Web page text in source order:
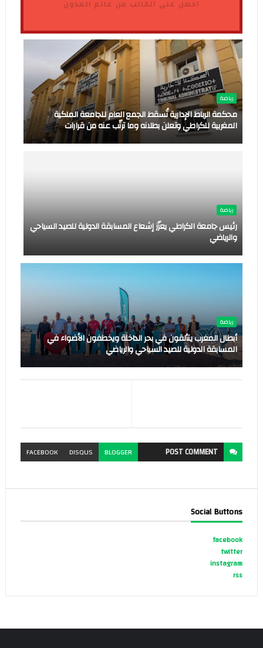
احصل على القالب من عالم المدون
رياضة
محكمة الرباط الإدارية تُسقط الجمع العام للجامعة الملكية
المغربية للكراطي وتعلن بطلانه وما ترتّب عنه من قرارات
رياضة
رئيس جامعة الكراطي يعزّز إشعاع المسابقة الدولية للصيد السياحي
والرياضي
رياضة
أبطال المغرب يتألقون في بحر الداخلة ويخطفون الأضواء في
المسابقة الدولية للصيد السياحي والرياضي
POSTCOMMENT
BLOGGER
DISQUS
FACEBOOK
Social Buttons
facebook
twitter
instagram
rss